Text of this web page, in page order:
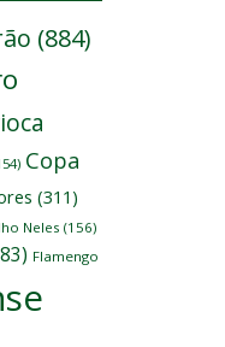
(884)
Copa
(311)
Neles (156)
Flamengo